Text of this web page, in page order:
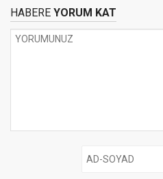
HABERE YORUM KAT